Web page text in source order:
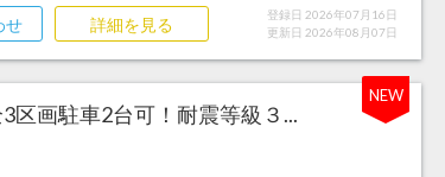
せ 詳細を見る
登録日 2026年07月16日
更新日 2026年08月07日
NEW
駐車2台可！耐震等級３...